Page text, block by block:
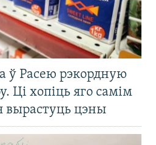
ў Расею рэкордную
Ці хопіць яго самім
вырастуць цэны